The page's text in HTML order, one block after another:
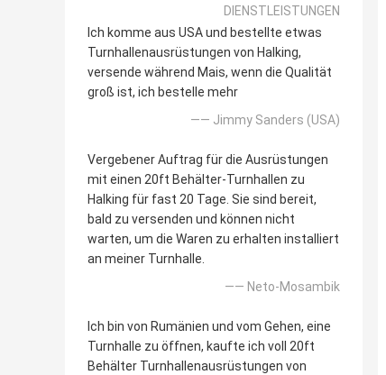
DIENSTLEISTUNGEN
Ich komme aus USA und bestellte etwas
Turnhallenausrüstungen von Halking,
versende während Mais, wenn die Qualität
groß ist, ich bestelle mehr
—— Jimmy Sanders (USA)
Vergebener Auftrag für die Ausrüstungen
mit einen 20ft Behälter-Turnhallen zu
Halking für fast 20 Tage. Sie sind bereit,
bald zu versenden und können nicht
warten, um die Waren zu erhalten installiert
an meiner Turnhalle.
—— Neto-Mosambik
Ich bin von Rumänien und vom Gehen, eine
Turnhalle zu öffnen, kaufte ich voll 20ft
Behälter Turnhallenausrüstungen von